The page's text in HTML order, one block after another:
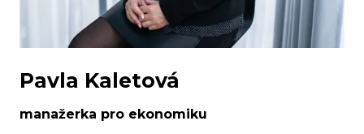
Pavla Kaletová
manažerka pro ekonomiku